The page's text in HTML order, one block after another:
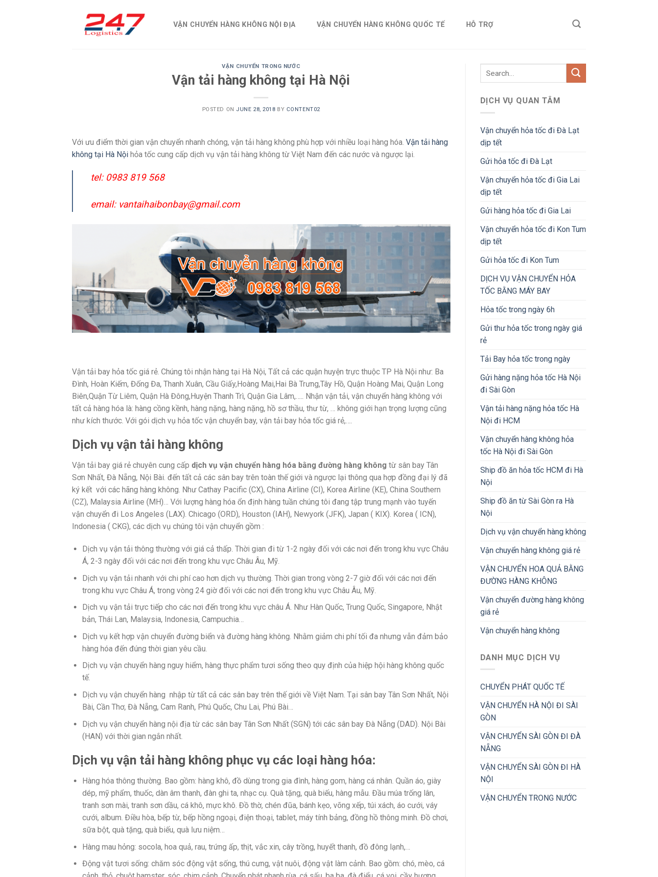
VẬN CHUYỂN HÀNG KHÔNG NỘI ĐỊA VẬN CHUYỂN HÀNG KHÔNG QUỐC TẾ HỖ TRỢ
VẬN CHUYỂN TRONG NƯỚC
Vận tải hàng không tại Hà Nội
POSTED ON JUNE 28, 2018 BY CONTENT02
Với ưu điểm thời gian vận chuyển nhanh chóng, vận tải hàng không phù hợp với nhiều loại hàng hóa. Vận tải hàng
không tại Hà Nội hỏa tốc cung cấp dịch vụ vận tải hàng không từ Việt Nam đến các nước và ngược lại.
tel: 0983 819 568
email: vantaihaibonbay@gmail.com
Vận tải bay hỏa tốc giá rẻ. Chúng tôi nhận hàng tại Hà Nội, Tất cả các quận huyện trực thuộc TP Hà Nội như: Ba
Đình, Hoàn Kiếm, Đống Đa, Thanh Xuân, Cầu Giấy,Hoàng Mai,Hai Bà Trưng,Tây Hồ, Quận Hoàng Mai, Quận Long
Biên,Quận Từ Liêm, Quận Hà Đông,Huyện Thanh Trì, Quận Gia Lâm,….. Nhận vận tải, vận chuyển hàng không với
tất cả hàng hóa là: hàng cồng kềnh, hàng nặng, hàng nặng, hồ sơ thầu, thư từ, … không giới hạn trọng lượng cũng
như kích thước. Với gói dịch vụ hỏa tốc vận chuyển bay, vận tải bay hỏa tốc giá rẻ,….
Dịch vụ vận tải hàng không
Vận tải bay giá rẻ chuyên cung cấp dịch vụ vận chuyển hàng hóa bằng đường hàng không từ sân bay Tân
Sơn Nhất, Đà Nẵng, Nội Bài. đến tất cả các sân bay trên toàn thế giới và ngược lại thông qua hợp đồng đại lý đã
ký kết với các hãng hàng không. Như Cathay Pacific (CX), China Airline (CI), Korea Airline (KE), China Southern
(CZ), Malaysia Airline (MH)… Với lượng hàng hóa ổn định hàng tuần chúng tôi đang tập trung mạnh vào tuyến
vận chuyển đi Los Angeles (LAX). Chicago (ORD), Houston (IAH), Newyork (JFK), Japan ( KIX). Korea ( ICN),
Indonesia ( CKG), các dịch vụ chúng tôi vận chuyển gồm :
Dịch vụ vận tải thông thường với giá cả thấp. Thời gian đi từ 1-2 ngày đối với các nơi đến trong khu vực Châu
Á, 2-3 ngày đối với các nơi đến trong khu vực Châu Âu, Mỹ.
Dịch vụ vận tải nhanh với chi phí cao hơn dịch vụ thường. Thời gian trong vòng 2-7 giờ đối với các nơi đến
trong khu vực Châu Á, trong vòng 24 giờ đối với các nơi đến trong khu vực Châu Âu, Mỹ.
Dịch vụ vận tải trực tiếp cho các nơi đến trong khu vực châu Á. Như Hàn Quốc, Trung Quốc, Singapore, Nhật
bản, Thái Lan, Malaysia, Indonesia, Campuchia…
Dịch vụ kết hợp vận chuyển đường biển và đường hàng không. Nhằm giảm chi phí tối đa nhưng vẫn đảm bảo
hàng hóa đến đúng thời gian yêu cầu.
Dịch vụ vận chuyển hàng nguy hiểm, hàng thực phẩm tươi sống theo quy định của hiệp hội hàng không quốc
tế.
Dịch vụ vận chuyển hàng nhập từ tất cả các sân bay trên thế giới về Việt Nam. Tại sân bay Tân Sơn Nhất, Nội
Bài, Cần Thơ, Đà Nẵng, Cam Ranh, Phú Quốc, Chu Lai, Phú Bài…
Dịch vụ vận chuyển hàng nội địa từ các sân bay Tân Sơn Nhất (SGN) tới các sân bay Đà Nẵng (DAD). Nội Bài
(HAN) với thời gian ngắn nhất.
Dịch vụ vận tải hàng không phục vụ các loại hàng hóa:
Hàng hóa thông thường. Bao gồm: hàng khô, đồ dùng trong gia đình, hàng gom, hàng cá nhân. Quần áo, giày
dép, mỹ phẩm, thuốc, dàn âm thanh, đàn ghi ta, nhạc cụ. Quà tặng, quà biếu, hàng mẫu. Đầu múa trống lân,
tranh sơn mài, tranh sơn dầu, cá khô, mực khô. Đồ thờ, chén đũa, bánh kẹo, võng xếp, túi xách, áo cưới, váy
cưới, album. Điều hòa, bếp từ, bếp hồng ngoại, điện thoại, tablet, máy tính bảng, đồng hồ thông minh. Đồ chơi,
sữa bột, quà tặng, quà biếu, quà lưu niệm…
Hàng mau hỏng: socola, hoa quả, rau, trứng ấp, thịt, vắc xin, cây trồng, huyết thanh, đồ đông lạnh,…
Động vật tươi sống: chăm sóc động vật sống, thú cưng, vật nuôi, động vật làm cảnh. Bao gồm: chó, mèo, cá
DỊCH VỤ QUAN TÂM
Vận chuyển hỏa tốc đi Đà Lạt
dịp tết
Gửi hỏa tốc đi Đà Lạt
Vận chuyển hỏa tốc đi Gia Lai
dịp tết
Gửi hàng hỏa tốc đi Gia Lai
Vận chuyển hỏa tốc đi Kon Tum
dịp tết
Gửi hỏa tốc đi Kon Tum
DỊCH VỤ VẬN CHUYỂN HỎA
TỐC BẰNG MÁY BAY
Hỏa tốc trong ngày 6h
Gửi thư hỏa tốc trong ngày giá
rẻ
Tải Bay hỏa tốc trong ngày
Gửi hàng nặng hỏa tốc Hà Nội
đi Sài Gòn
Vận tải hàng nặng hỏa tốc Hà
Nội đi HCM
Vận chuyển hàng không hỏa
tốc Hà Nội đi Sài Gòn
Ship đồ ăn hỏa tốc HCM đi Hà
Nội
Ship đồ ăn từ Sài Gòn ra Hà
Nội
Dịch vụ vận chuyển hàng không
Vận chuyển hàng không giá rẻ
VẬN CHUYỂN HOA QUẢ BẰNG
ĐƯỜNG HÀNG KHÔNG
Vận chuyển đường hàng không
giá rẻ
Vận chuyển hàng không
DANH MỤC DỊCH VỤ
CHUYỂN PHÁT QUỐC TẾ
VẬN CHUYỂN HÀ NỘI ĐI SÀI
GÒN
VẬN CHUYỂN SÀI GÒN ĐI ĐÀ
NẴNG
VẬN CHUYỂN SÀI GÒN ĐI HÀ
NỘI
VẬN CHUYỂN TRONG NƯỚC